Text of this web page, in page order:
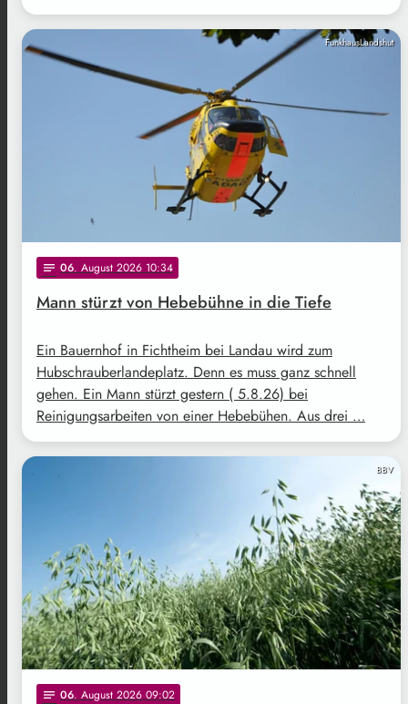
FunkhausLandshut
notes 06. August 2026 10:34
Mann stürzt von Hebebühne in die Tiefe
Ein Bauernhof in Fichtheim bei Landau wird zum
Hubschrauberlandeplatz. Denn es muss ganz schnell
gehen. Ein Mann stürzt gestern ( 5.8.26) bei
Reinigungsarbeiten von einer Hebebühen. Aus drei …
BBV
notes 06. August 2026 09:02